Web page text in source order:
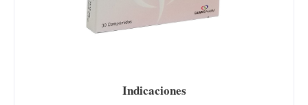
Indicaciones